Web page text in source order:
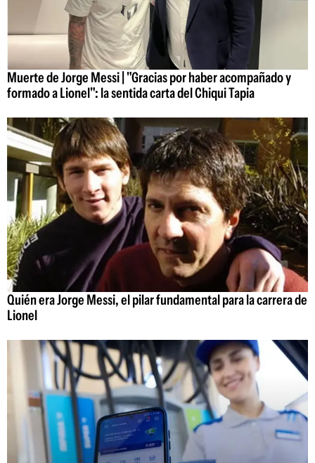
Muerte de Jorge Messi | "Gracias por haber acompañado y
formado a Lionel": la sentida carta del Chiqui Tapia
Quién era Jorge Messi, el pilar fundamental para la carrera de
Lionel